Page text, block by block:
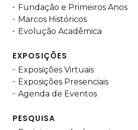
Fundação e Primeiros Anos
Marcos Históricos
Evolução Acadêmica
EXPOSIÇÕES
Exposições Virtuais
Exposições Presenciais
Agenda de Eventos
PESQUISA